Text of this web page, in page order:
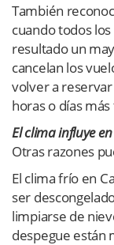
También
cuando todos
resultado un
cancelan los
volver a
horas o días
El clima influye
Otras razones
El clima frío en
ser
limpiarse de
despegue están